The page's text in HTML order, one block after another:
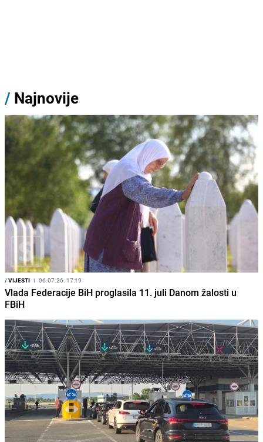
/ Najnovije
/VIJESTI I 06.07.26. 17:19
Vlada Federacije BiH proglasila 11. juli Danom žalosti u
FBiH